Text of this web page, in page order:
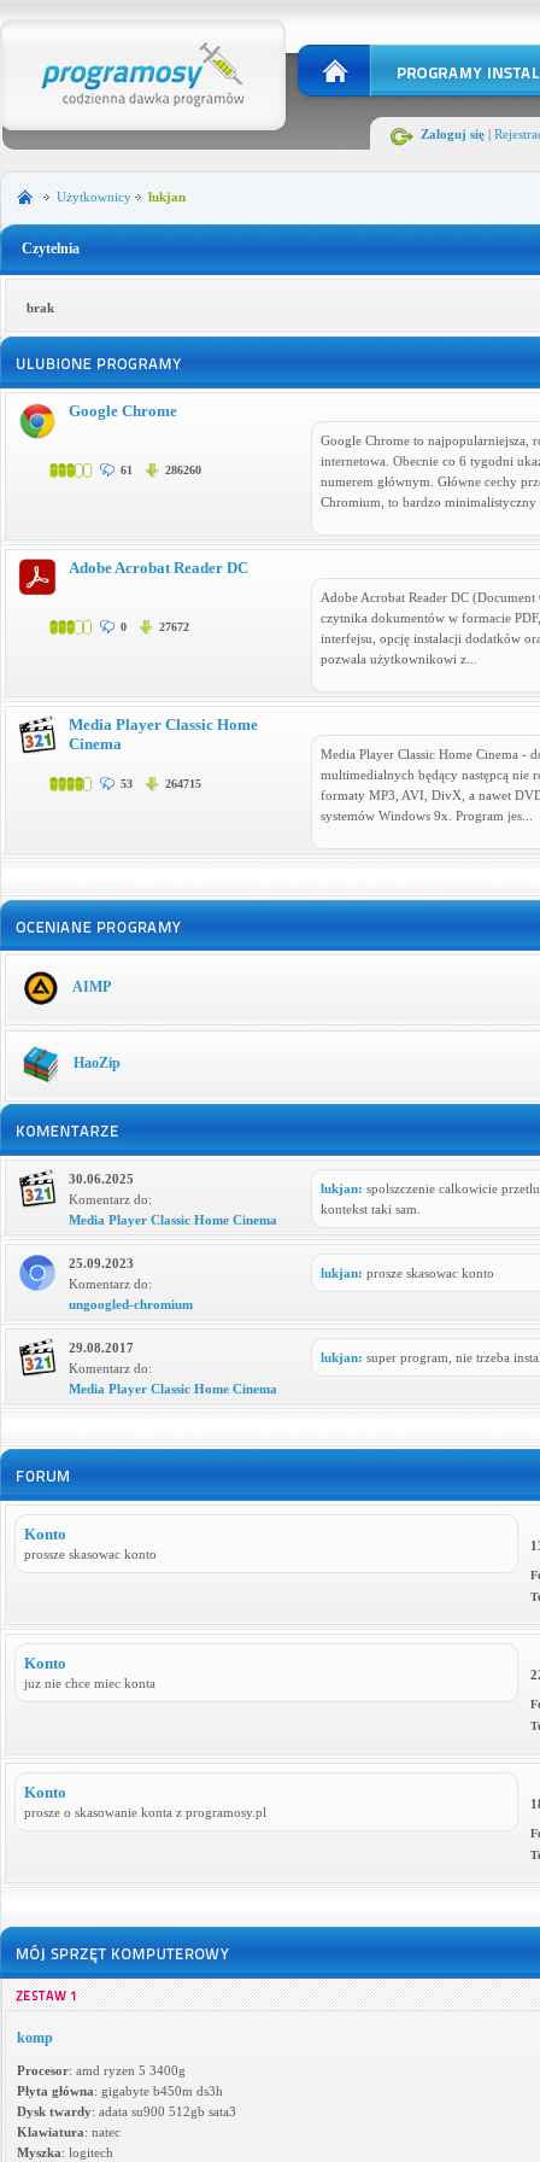
Zaloguj się |
Użytkownicy lukjan
Czytelnia
brak
Google Chrome to najpopularniejsza,
internetowa. Obecnie co 6 tygodni
numerem głównym. Główne cechy
Chromium, to bardzo minimalistyczny
Google Chrome
61 286260
Adobe Acrobat Reader DC
czytnika dokumentów w formacie
interfejsu, opcję instalacji dodatków
pozwala użytkownikowi z...
Adobe Acrobat Reader DC
0 27672
Media Player Classic Home Cinema -
multimedialnych będący następcą nie
formaty MP3, AVI, DivX, a nawet
systemów Windows 9x. Program jes...
Media Player Classic Home
Cinema
53 264715
AIMP
HaoZip
lukjan: spolszczenie calkowicie
kontekst taki sam.
30.06.2025
Komentarz do:
Media Player Classic Home Cinema
lukjan: prosze skasowac konto
25.09.2023
Komentarz do:
ungoogled-chromium
lukjan: super program, nie trzeba
29.08.2017
Komentarz do:
Media Player Classic Home Cinema
Konto
prossze skasowac konto
Konto
juz nie chce miec konta
Konto
prosze o skasowanie konta z programosy.pl
komp
Procesor: amd ryzen 5 3400g
Płyta główna: gigabyte b450m ds3h
Dysk twardy: adata su900 512gb sata3
Klawiatura: natec
Myszka: logitech